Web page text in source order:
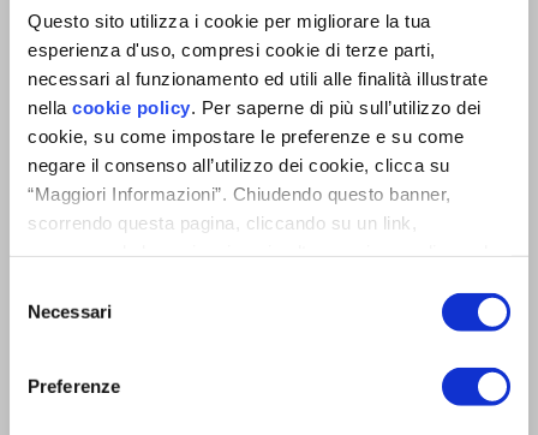
Questo sito utilizza i cookie per migliorare la tua
esperienza d'uso, compresi cookie di terze parti,
necessari al funzionamento ed utili alle finalità illustrate
nella cookie policy . Per saperne di più sull’utilizzo dei
cookie, su come impostare le preferenze e su come
negare il consenso all’utilizzo dei cookie, clicca su
“Maggiori Informazioni”. Chiudendo questo banner,
scorrendo questa pagina, cliccando su un link,
delNecessari
Preferenze
Come evitare muffa in camera da
letto e negli altri ambienti di casa con
le VMC puntuali
Scopri perchè la VMC puntuale doppio flusso è la
scelta migliore per evitare muffe nelle camere e
Leggi il case study